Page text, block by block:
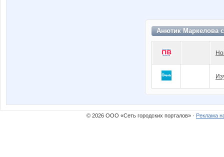
Анютик Маркелова
© 2026 ООО «Сеть городских порталов» · Реклама